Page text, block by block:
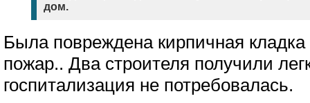
дом.
Была повреждена кирпичная
пожар.. Два строителя получили
госпитализация не потребовалась.